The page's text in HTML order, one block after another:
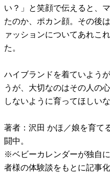
い？」と笑顔で伝えると、
たのか、ポカン顔。その後
ァッションについてあれこ
た。
ハイブランドを着ていよう
うが、大切なのはその人の
しないように育ってほしい
著者：沢田 かほ／娘を育て
闘中。
※ベビーカレンダーが独自
者様の体験談をもとに記事化